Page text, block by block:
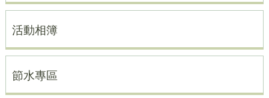
活動相簿
節水專區